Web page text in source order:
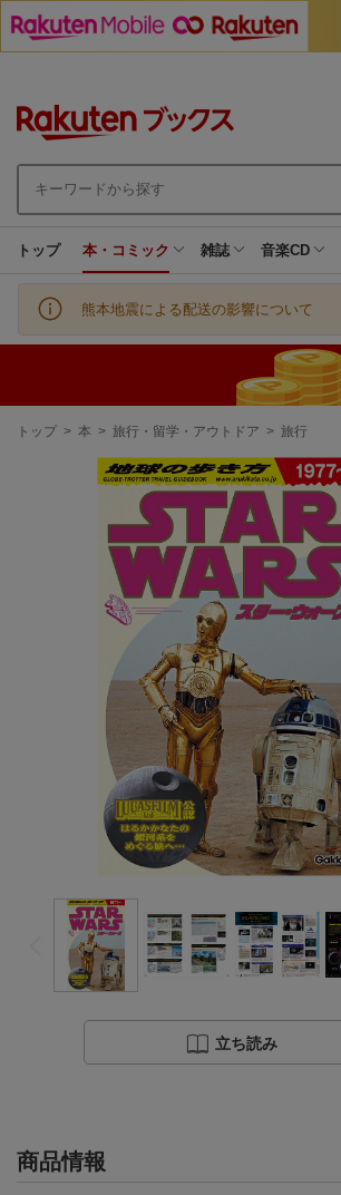
トップ 本・コミック 雑誌 音楽CD
熊本地震による配送の影響について
現
トップ > 本 > 旅行・留学・アウトドア > 旅行
立ち読み
商品情報